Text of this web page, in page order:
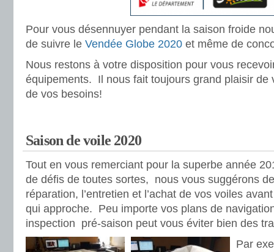
Pour vous désennuyer pendant la saison froide
de suivre le Vendée Globe 2020 et même de
Nous restons à votre disposition pour vous
équipements. Il nous fait toujours grand plaisir de
de vos besoins!
Saison de voile 2020
Tout en vous remerciant pour la superbe année
de défis de toutes sortes, nous vous suggérons
réparation, l’entretien et l’achat de vos voiles
qui approche. Peu importe vos plans de
inspection pré-saison peut vous éviter bien des
Par